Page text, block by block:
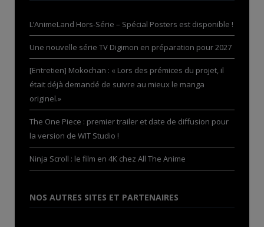
L’AnimeLand Hors-Série – Spécial Posters est disponible !
Une nouvelle série TV Digimon en préparation pour 2027
[Entretien] Mokochan : « Lors des prémices du projet, il
était déjà demandé de suivre au mieux le manga
originel.»
The One Piece : premier trailer et date de diffusion pour
la version de WIT Studio !
Ninja Scroll : le film en 4K chez All The Anime
NOS AUTRES SITES ET PARTENAIRES